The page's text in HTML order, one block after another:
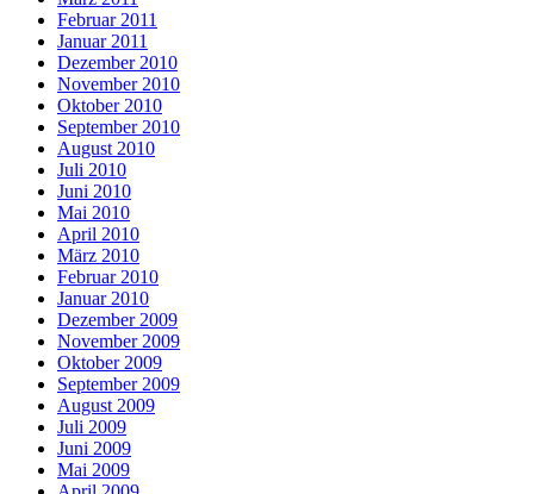
Februar 2011
Januar 2011
Dezember 2010
November 2010
Oktober 2010
September 2010
August 2010
Juli 2010
Juni 2010
Mai 2010
April 2010
März 2010
Februar 2010
Januar 2010
Dezember 2009
November 2009
Oktober 2009
September 2009
August 2009
Juli 2009
Juni 2009
Mai 2009